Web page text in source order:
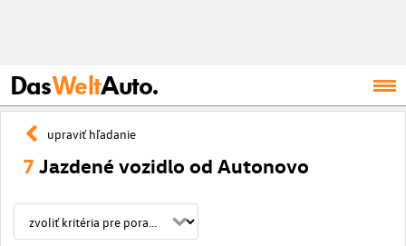
DasWeltAuto.
upraviť hľadanie
7 Jazdené vozidlo od Autonovo